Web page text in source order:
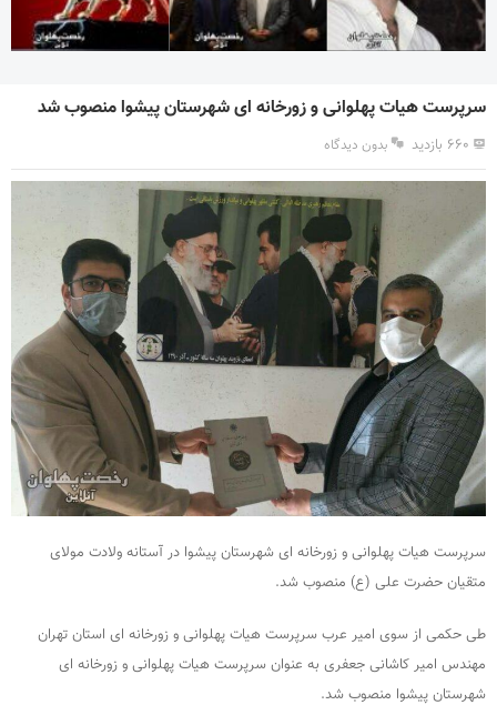
سرپرست هیات پهلوانی و زورخانه ای شهرستان پیشوا منصوب شد
۶۶۰ بازدید بدون دیدگاه
سرپرست هیات پهلوانی و زورخانه ای شهرستان پیشوا در آستانه ولادت مولای
متقیان حضرت علی (ع) منصوب شد.
طی حکمی از سوی امیر عرب سرپرست هیات پهلوانی و زورخانه ای استان تهران
مهندس امیر کاشانی جعفری به عنوان سرپرست هیات پهلوانی و زورخانه ای
شهرستان پیشوا منصوب شد.